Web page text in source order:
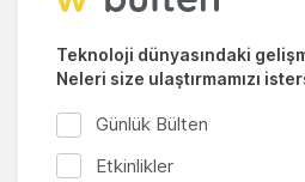
Teknoloji dünyasındaki
Neleri size ulaştırmamızı
Günlük Bülten
Etkinlikler